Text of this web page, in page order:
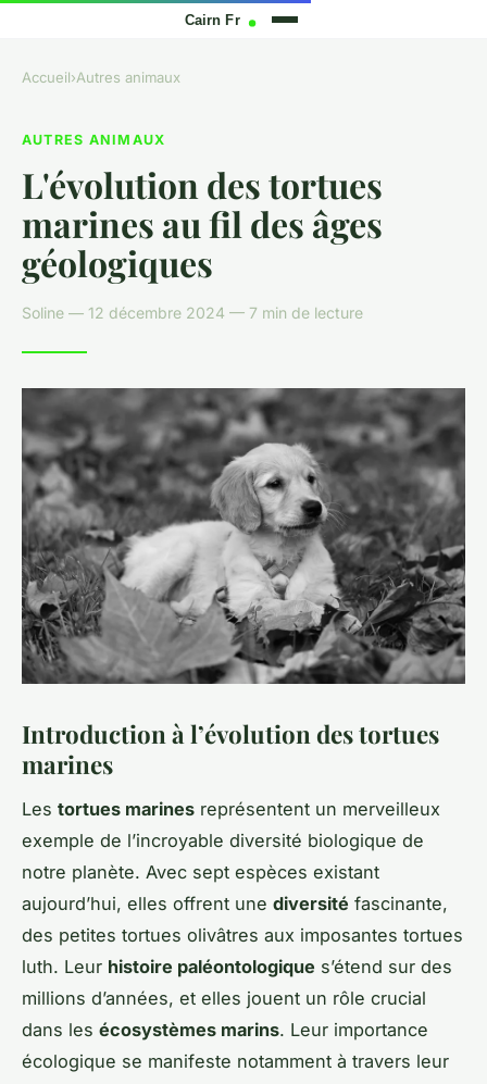
Accueil›Autres animaux
AUTRES ANIMAUX
L'évolution des tortues
marines au fil des âges
géologiques
Soline — 12 décembre 2024 — 7 min de lecture
Introduction à l’évolution des tortues
marines
Les tortues marines représentent un merveilleux
exemple de l’incroyable diversité biologique de
notre planète. Avec sept espèces existant
aujourd’hui, elles offrent une diversité fascinante,
des petites tortues olivâtres aux imposantes tortues
luth. Leur histoire paléontologique s’étend sur des
millions d’années, et elles jouent un rôle crucial
dans les écosystèmes marins. Leur importance
écologique se manifeste notamment à travers leur